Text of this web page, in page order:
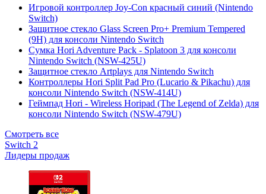
Игровой контроллер Joy-Con красный синий (Nintendo
Switch)
Защитное стекло Glass Screen Pro+ Premium Tempered
(9H) для консоли Nintendo Switch
Сумка Hori Adventure Pack - Splatoon 3 для консоли
Nintendo Switch (NSW-425U)
Защитное стекло Artplays для Nintendo Switch
Контроллеры Hori Split Pad Pro (Lucario & Pikachu) для
консоли Nintendo Switch (NSW-414U)
Геймпад Hori - Wireless Horipad (The Legend of Zelda) для
консоли Nintendo Switch (NSW-479U)
Смотреть все
Switch 2
Лидеры продаж